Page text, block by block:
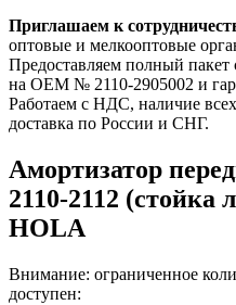
Приглашаем к
оптовые и мелкооптовые
Предоставляем полный
на OEM № 2110-2905002 и
Работаем с НДС, наличие всех
доставка по России и СНГ.
Амортизатор
2110-2112 (стойка
HOLA
Внимание: ограниченное
доступен: